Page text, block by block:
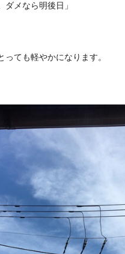
ダメなら明後日」
っても軽やかになります。